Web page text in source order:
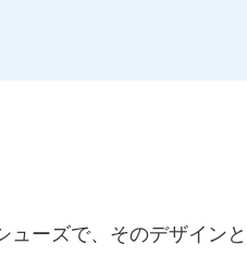
ューズで、そのデザイン